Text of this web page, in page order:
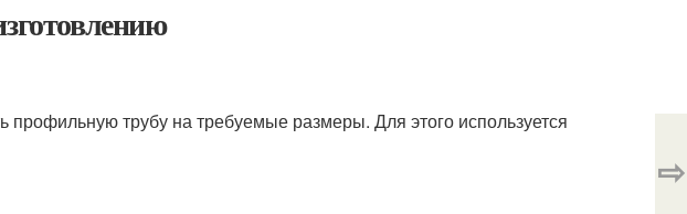
трубу на требуемые размеры. Для этого используется
⇨